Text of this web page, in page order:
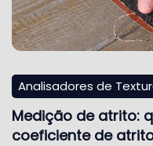
Analisadores de
Medição de atrito:
coeficiente de